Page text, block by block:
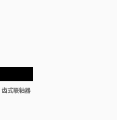
齿式联轴器